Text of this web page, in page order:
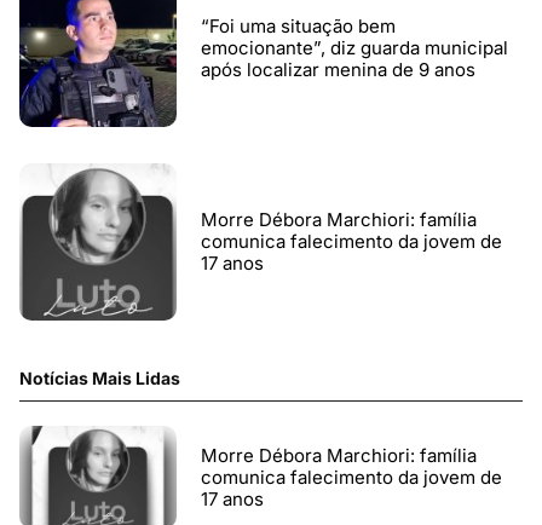
“Foi uma situação bem
emocionante”, diz guarda municipal
após localizar menina de 9 anos
Morre Débora Marchiori: família
comunica falecimento da jovem de
17 anos
Notícias Mais Lidas
Morre Débora Marchiori: família
comunica falecimento da jovem de
17 anos